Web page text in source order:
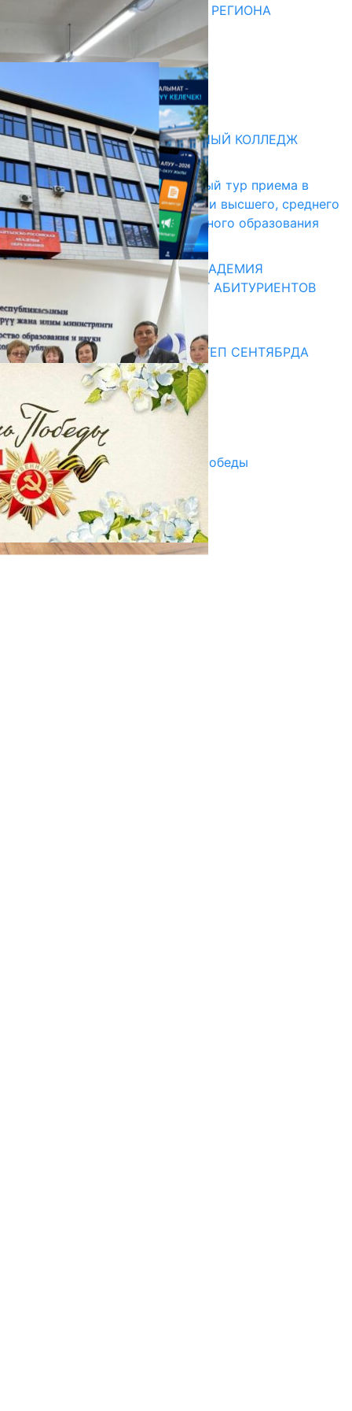
ДЛЯ МЕТОДИСТОВ ЮЖНОГО РЕГИОНА
НАЧАЛОСЬ ОБУЧЕНИЕ
05.08.2026
31.07.2026
Абитуриент
БИШКЕКСКИЙ УНИВЕРСАЛЬНЫЙ КОЛЛЕДЖ
17.07.2026
В Кыргызстане начался первый тур приема в
образовательные организации высшего, среднего
и начального профессионального образования
13.07.2026
КЫРГЫЗКО-РОССИЙСКАЯ АКАДЕМИЯ
ОБРАЗОВАНИЯ ПРИГЛАШАЕТ АБИТУРИЕНТОВ
10.07.2026
Медиа
СУЗАКТА 750 ОРУНДУУ МЕКТЕП СЕНТЯБРДА
ПАЙДАЛАНУУГА БЕРИЛЕТ
07.08.2025
Улуу Жеңиштин жандуу сөзү
29.04.2025
Награды в преддверии Дня Победы
29.04.2025